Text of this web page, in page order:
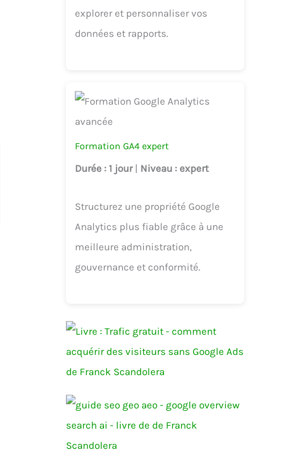
explorer et personnaliser vos
données et rapports.
Formation GA4 expert
Durée : 1 jour | Niveau : expert
Structurez une propriété Google
Analytics plus fiable grâce à une
meilleure administration,
gouvernance et conformité.